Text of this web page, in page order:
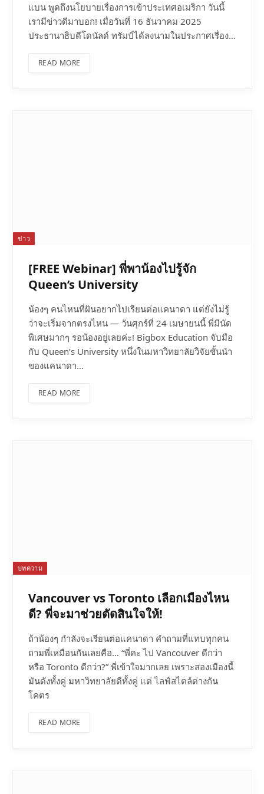
แบน พูดถึงนโยบายเรื่องการเข้าประเทศอเมริกา วันนี้
เรามีข่าวดีมาบอก! เมื่อวันที่ 16 ธันวาคม 2025
ประธานาธิบดีโดนัลด์ ทรัมป์ได้ลงนามในประกาศเรื่อง…
READ MORE
ข่าว
[FREE Webinar] พี่พาน้องไปรู้จัก
Queen’s University
น้องๆ คนไหนที่ฝันอยากไปเรียนต่อแคนาดา แต่ยังไม่รู้
ว่าจะเริ่มจากตรงไหน — วันศุกร์ที่ 24 เมษายนนี้ พี่มีนัด
พิเศษมากๆ รอน้องอยู่เลยค่ะ! Bigbox Education จับมือ
กับ Queen’s University หนึ่งในมหาวิทยาลัยวิจัยชั้นนำ
ของแคนาดา…
READ MORE
บทความ
Vancouver vs Toronto เลือกเมืองไหน
ดี? พี่จะมาช่วยตัดสินใจให้!
ถ้าน้องๆ กำลังจะเรียนต่อแคนาดา คำถามที่แทบทุกคน
ถามพี่เหมือนกันเลยคือ… “พี่คะ ไป Vancouver ดีกว่า
หรือ Toronto ดีกว่า?” พี่เข้าใจมากเลย เพราะสองเมืองนี้
มันดังทั้งคู่ มหาวิทยาลัยดีทั้งคู่ แต่ ไลฟ์สไตล์ต่างกัน
โคตร
READ MORE